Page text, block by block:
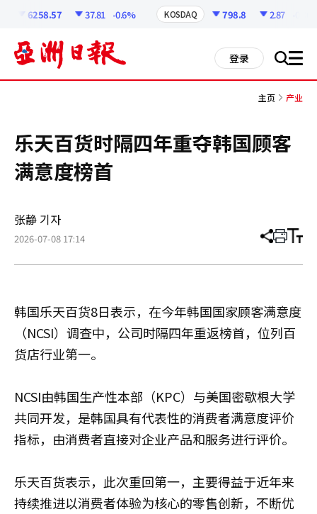
6258.57 37.81 -0.6% KOSDAQ 798.8 2.87
登录 搜 all
主页 产业
乐天百货时隔四年重夺韩国顾客
满意度榜首
张静 기자
2026-07-08 17:14 分
章
打 调
小
韩国乐天百货8日表示，在今年韩国国家顾客满意度
（NCSI）调查中，公司时隔四年重返榜首，位列百
货店行业第一。
NCSI由韩国生产性本部（KPC）与美国密歇根大学
共同开发，是韩国具有代表性的消费者满意度评价
指标，由消费者直接对企业产品和服务进行评价。
乐天百货表示，此次重回第一，主要得益于近年来
持续推进以消费者体验为核心的零售创新，不断优